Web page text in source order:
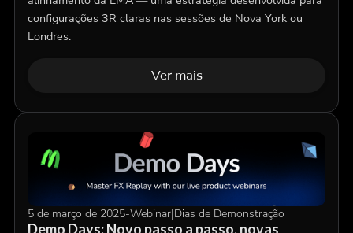
configurações 3R claras nas sessões de Nova York ou
Londres.
Ver mais
5 de março de 2025-Webinar|Dias de Demonstração
Demo Days: Novo passo a passo, novas